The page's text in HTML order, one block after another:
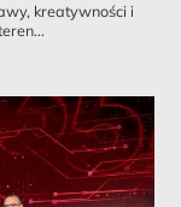
kreatywności i